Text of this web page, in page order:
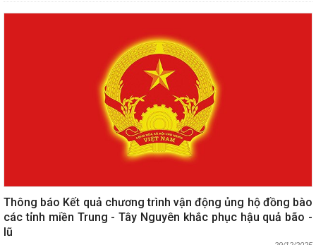
Thông báo Kết quả chương trình vận động ủng hộ đồng bào
các tỉnh miền Trung - Tây Nguyên khắc phục hậu quả bão -
lũ